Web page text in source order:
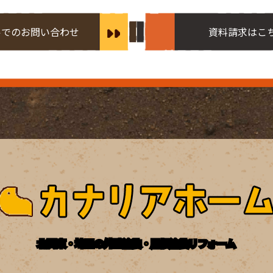
のお問い合わせ 資料請求はこ
北関東・埼玉の外壁塗装・屋根塗装リフォーム